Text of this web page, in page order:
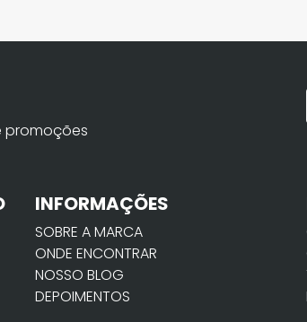
promoções
INFORMAÇÕES
SOBRE A MARCA
ONDE ENCONTRAR
NOSSO BLOG
DEPOIMENTOS